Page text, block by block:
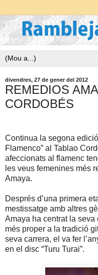
divendres, 27 de gener del 2012
REMEDIOS
CORDOBÉS
Continua la segona
Flamenco” al Tablao
afeccionats al flamenc
les veus femenines més
Amaya.
Després d’una primera
mestissatge amb altres
Amaya ha centrat la
més proper a la tradició
seva carrera, el va fer
en el disc “Turu Turai”.